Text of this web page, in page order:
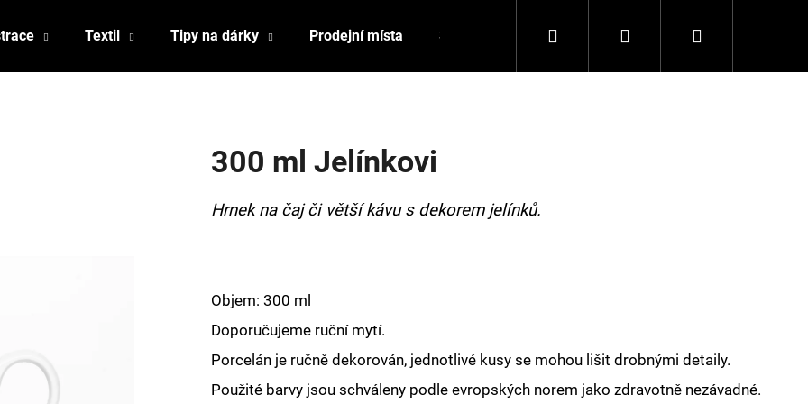
Textil Tipy na dárky Prodejní místa Spolupráce Kontakty
Hledat PřihlášeníNákupní
300 ml Jelínkovi
Hrnek na čaj či větší kávu s dekorem jelínků.
Objem: 300 ml
Doporučujeme ruční mytí.
Porcelán je ručně dekorován, jednotlivé kusy se mohou lišit drobnými detaily.
Použité barvy jsou schváleny podle evropských norem jako zdravotně nezávadné.
HLEDAT